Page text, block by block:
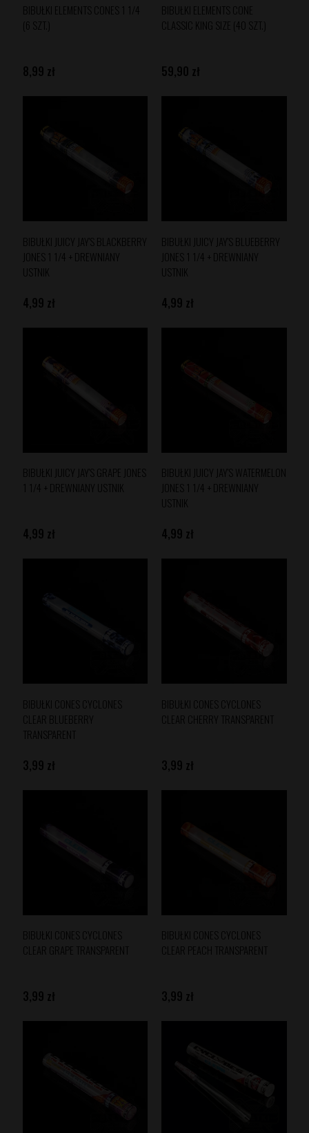
BIBUŁKI ELEMENTS CONES 1 1/4
(6 SZT.)
8,99 zł
BIBUŁKI ELEMENTS CONE
CLASSIC KING SIZE (40 SZT.)
59,90 zł
BIBUŁKI JUICY JAY'S BLACKBERRY
JONES 1 1/4 + DREWNIANY
USTNIK
4,99 zł
BIBUŁKI JUICY JAY'S BLUEBERRY
JONES 1 1/4 + DREWNIANY
USTNIK
4,99 zł
BIBUŁKI JUICY JAY'S GRAPE JONES
1 1/4 + DREWNIANY USTNIK
4,99 zł
BIBUŁKI JUICY JAY'S WATERMELON
JONES 1 1/4 + DREWNIANY
USTNIK
4,99 zł
BIBUŁKI CONES CYCLONES
CLEAR BLUEBERRY
TRANSPARENT
3,99 zł
BIBUŁKI CONES CYCLONES
CLEAR CHERRY TRANSPARENT
3,99 zł
BIBUŁKI CONES CYCLONES
CLEAR GRAPE TRANSPARENT
3,99 zł
BIBUŁKI CONES CYCLONES
CLEAR PEACH TRANSPARENT
3,99 zł